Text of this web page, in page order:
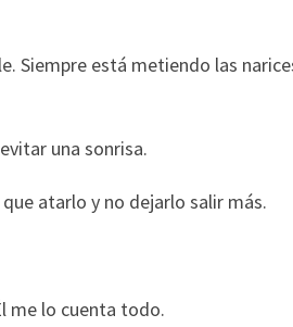
Siempre está metiendo las
una sonrisa.
atarlo y no dejarlo salir más.
me lo cuenta todo.